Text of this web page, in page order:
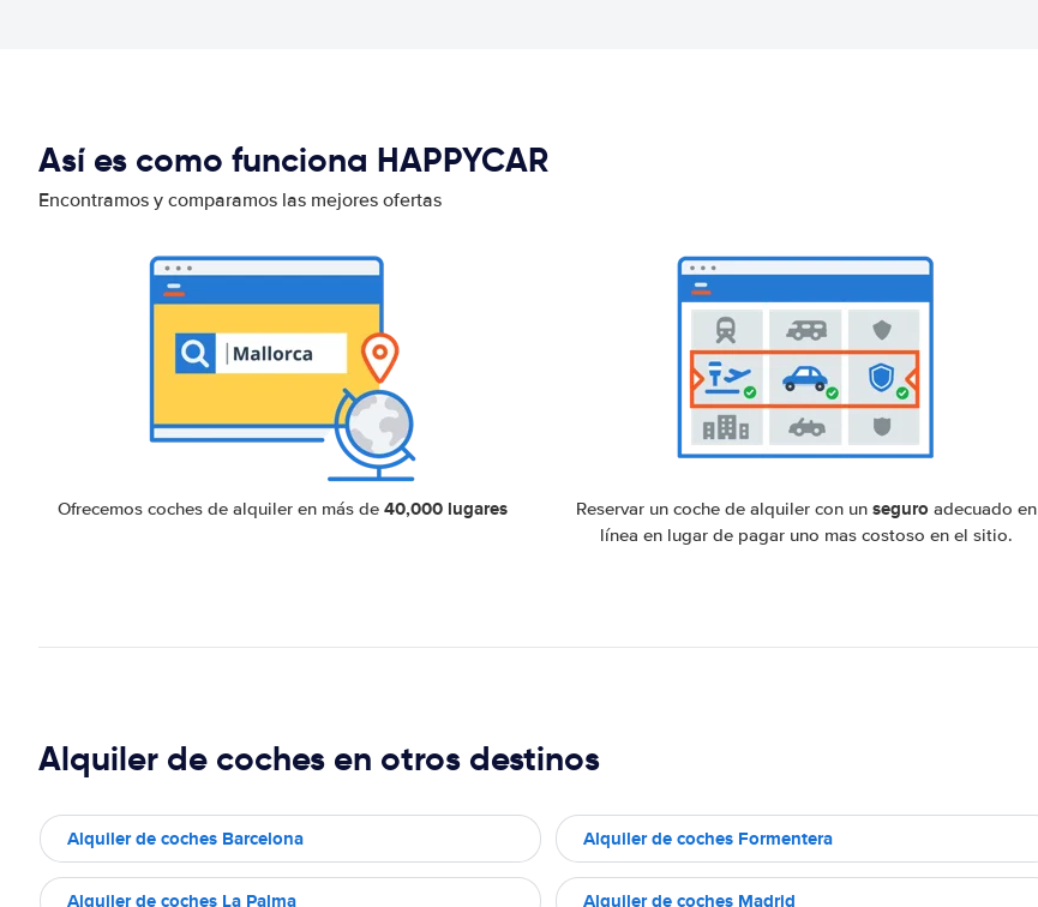
Así es como funciona HAPPYCAR
Encontramos y comparamos las mejores ofertas
Ofrecemos coches de alquiler en más de 40,000 lugares Reservar un coche de alquiler con un seguro adecuado en
línea en lugar de pagar uno mas costoso en el sitio.
Alquiler de coches en otros destinos
Alquiler de coches Barcelona Alquiler de coches Formentera
Alquiler de coches La Palma Alquiler de coches Madrid